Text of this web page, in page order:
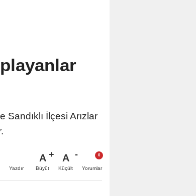
İlçesi Arızlar
Yazdır
A
Büyüt
A
Küçült Yorumlar